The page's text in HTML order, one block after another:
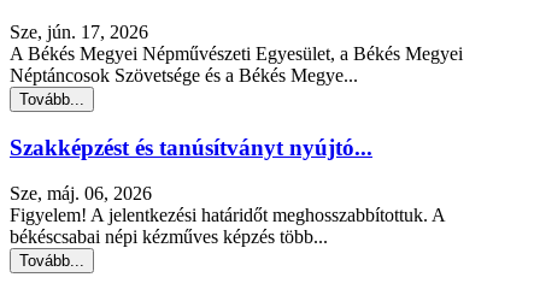
Sze, jún. 17, 2026
A Békés Megyei Népművészeti Egyesület, a Békés Megyei
Néptáncosok Szövetsége és a Békés Megye...
Tovább...
Szakképzést és tanúsítványt nyújtó...
Sze, máj. 06, 2026
Figyelem! A jelentkezési határidőt meghosszabbítottuk. A
békéscsabai népi kézműves képzés több...
Tovább...